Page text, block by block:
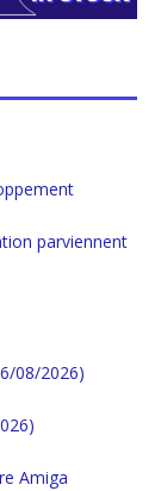
parviennent
08/2026)
Amiga